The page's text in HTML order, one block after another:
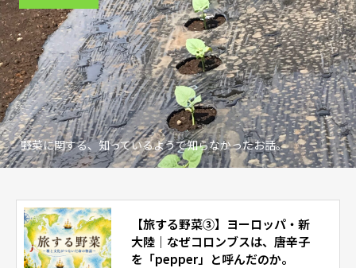
野菜に関する、知っているようで知らなかったお話。
【旅する野菜③】ヨーロッパ・新
大陸｜なぜコロンブスは、唐辛子
を「pepper」と呼んだのか。